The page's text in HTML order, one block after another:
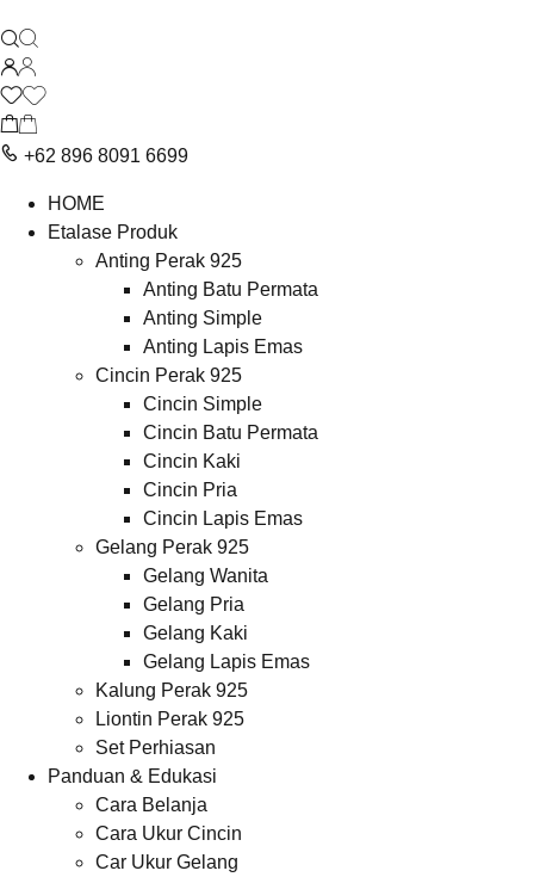
+62 896 8091 6699
HOME
Etalase Produk
Anting Perak 925
Anting Batu Permata
Anting Simple
Anting Lapis Emas
Cincin Perak 925
Cincin Simple
Cincin Batu Permata
Cincin Kaki
Cincin Pria
Cincin Lapis Emas
Gelang Perak 925
Gelang Wanita
Gelang Pria
Gelang Kaki
Gelang Lapis Emas
Kalung Perak 925
Liontin Perak 925
Set Perhiasan
Panduan & Edukasi
Cara Belanja
Cara Ukur Cincin
Car Ukur Gelang